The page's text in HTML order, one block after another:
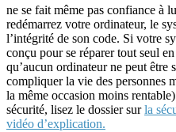
ne se fait même pas confiance à
redémarrez votre ordinateur, le
l’intégrité de son code. Si votre
conçu pour se réparer tout seul
qu’aucun ordinateur ne peut être
compliquer la vie des personnes
la même occasion moins
sécurité, lisez le dossier surla
vidéo d’explication.